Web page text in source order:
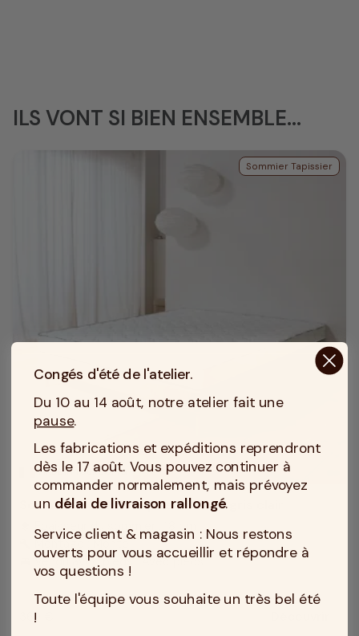
ILS VONT SI BIEN ENSEMBLE...
MADE IN TOURCOING
Sommier Tapissier
Sommier 110x200 tapissier déco gris clair
Epaisseur du sommier : 18 cm
Montage : Monté
Vendu avec pieds : Avec pieds
Prix
369 €
Congés d'été de l'atelier.
Du 10 au 14 août, notre atelier fait une
pause.
Les fabrications et expéditions reprendront
dès le 17 août. Vous pouvez continuer à
commander normalement, mais prévoyez
un délai de livraison rallongé.
Service client & magasin : Nous restons
ouverts pour vous accueillir et répondre à
vos questions !
Toute l'équipe vous souhaite un très bel été
!